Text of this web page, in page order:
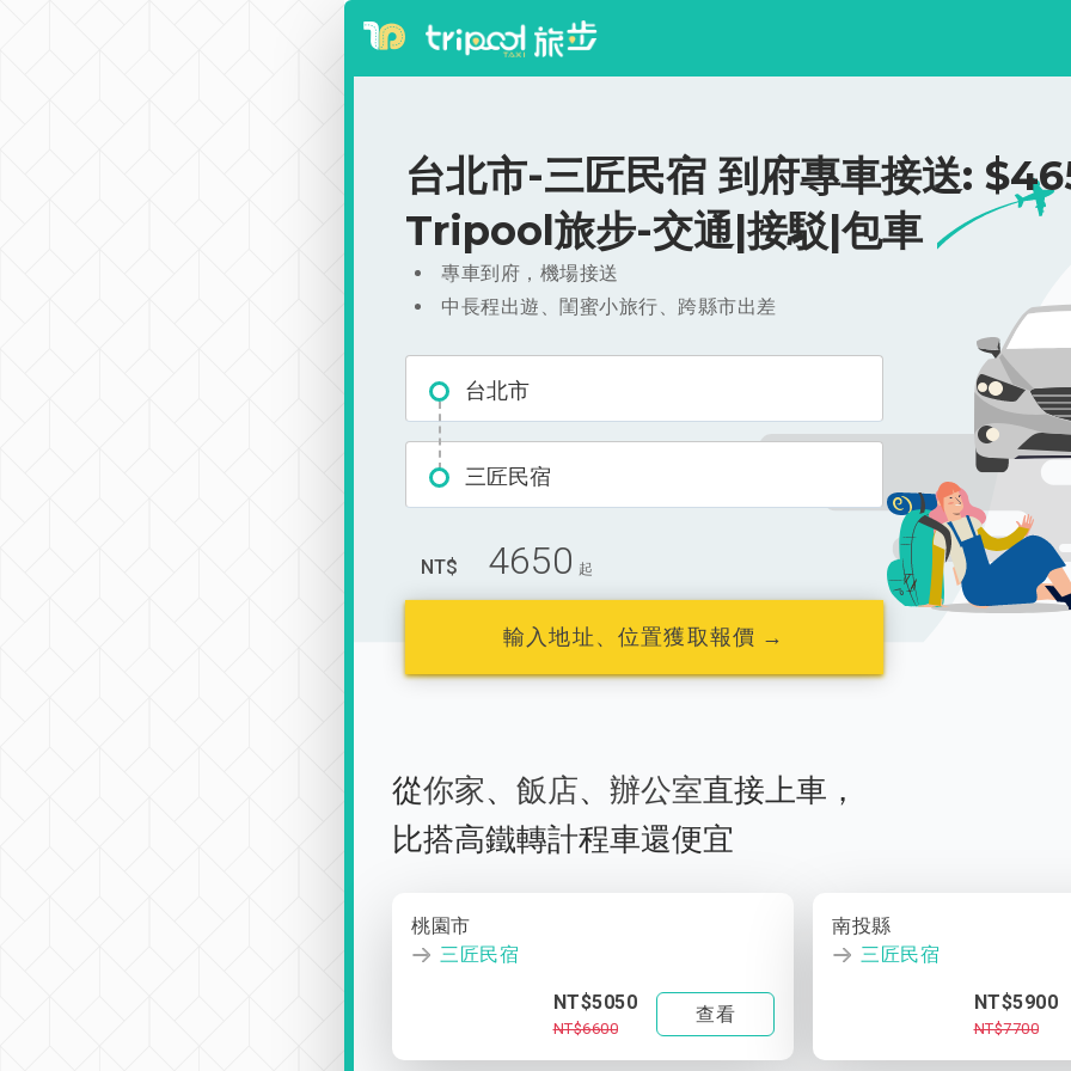
台北市-三匠民宿 到府專車接送:
Tripool旅步-交通|接駁|包車
專車到府，機場接送
中長程出遊、閨蜜小旅行、跨縣市出差
台北市
三匠民宿
NT$ 4650 起
輸入地址、位置獲取報價 →
從你家、 飯店、 辦公室直接上車，
比搭高鐵轉計程車還便宜
桃園市
三匠民宿
NT$5050
NT$6600
查看
南投縣
三匠民宿
NT$5900
NT$7700